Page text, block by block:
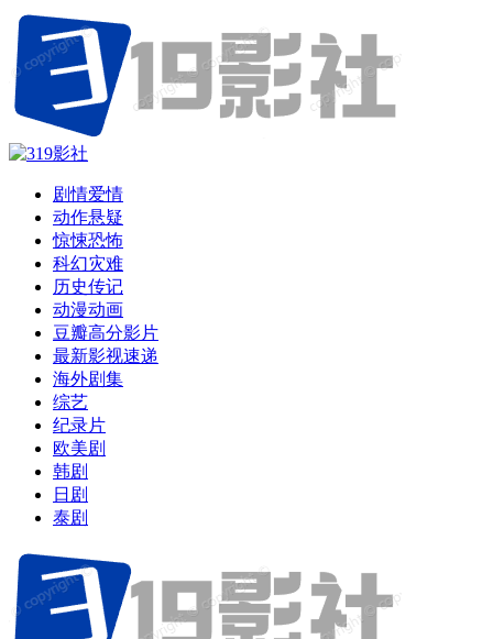
剧情爱情
动作悬疑
惊悚恐怖
科幻灾难
历史传记
动漫动画
豆瓣高分影片
最新影视速递
海外剧集
综艺
纪录片
欧美剧
韩剧
日剧
泰剧